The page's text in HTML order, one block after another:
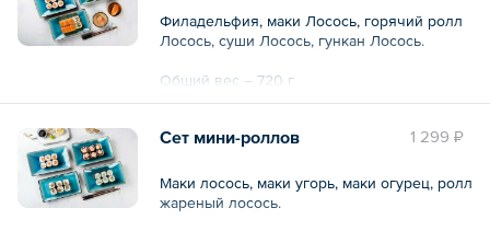
Филадельфия, маки Лосось, горячий ролл
Лосось, суши Лосось, гункан Лосось.
Общий вес – 720 г
1 299 ₽
Сет мини-роллов
Маки лосось, маки угорь, маки огурец, ролл
жареный лосось.